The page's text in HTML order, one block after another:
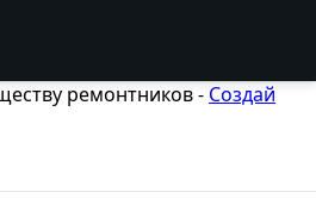
ремонтников - Создай